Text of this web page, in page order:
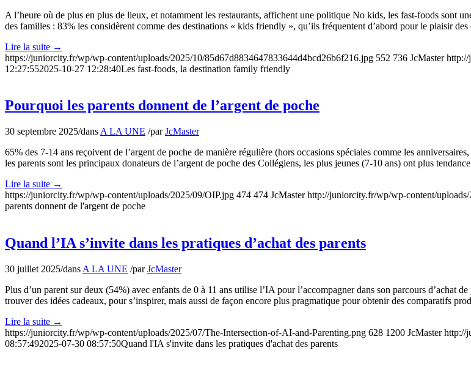
A l’heure où de plus en plus de lieux, et notamment les restaurants, affichent une politique No kids, les fast-foods sont
des familles : 83% les considèrent comme des destinations « kids friendly », qu’ils fréquentent d’abord pour le plaisir
Lire la suite →
https://juniorcity.fr/wp/wp-content/uploads/2025/10/85d67d8834647833644d4bcd26b6f216.jpg 552 736 JcMaster http://
12:27:552025-10-27 12:28:40Les fast-foods, la destination family friendly
Pourquoi les parents donnent de l’argent de poche
30 septembre 2025/dans A LA UNE /parJcMaster
65% des 7-14 ans reçoivent de l’argent de poche de manière régulière (hors occasions spéciales comme les
les parents sont les principaux donateurs de l’argent de poche des Collégiens, les plus jeunes (7-10 ans) ont plus
Lire la suite →
https://juniorcity.fr/wp/wp-content/uploads/2025/09/OIP.jpg 474 474 JcMaster http://juniorcity.fr/wp/wp-content/
parents donnent de l'argent de poche
Quand l’IA s’invite dans les pratiques d’achat des parents
30 juillet 2025/dans A LA UNE /parJcMaster
Plus d’un parent sur deux (54%) avec enfants de 0 à 11 ans utilise l’IA pour l’accompagner dans son parcours d’achat
trouver des idées cadeaux, pour s’inspirer, mais aussi de façon encore plus pragmatique pour obtenir des comparatifs
Lire la suite →
https://juniorcity.fr/wp/wp-content/uploads/2025/07/The-Intersection-of-AI-and-Parenting.png 628 1200 JcMaster http://
08:57:492025-07-30 08:57:50Quand l'IA s'invite dans les pratiques d'achat des parents